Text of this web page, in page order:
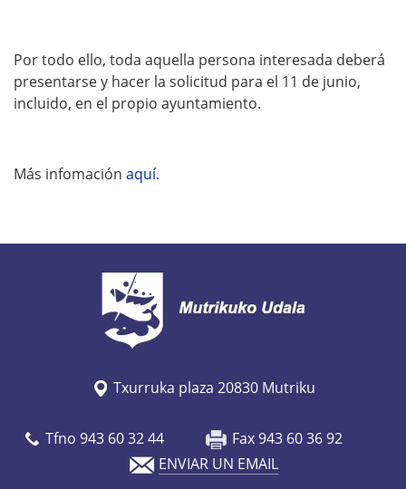
Por todo ello, toda aquella persona interesada deberá
presentarse y hacer la solicitud para el 11 de junio,
incluido, en el propio ayuntamiento.
Más infomación aquí.
Txurruka plaza 20830 Mutriku
Tfno 943 60 32 44
Fax 943 60 36 92
ENVIAR UN EMAIL